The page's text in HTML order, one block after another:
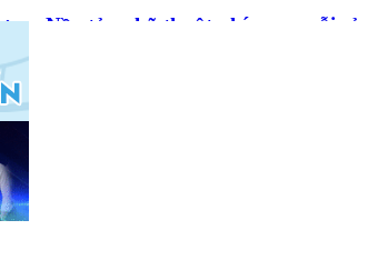
Nền tảng kỹ thuật phía sau mỗi sản
Hạt nhân của quy hoạch đô thị tri